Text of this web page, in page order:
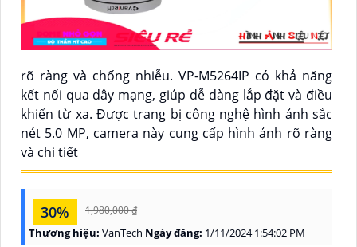
rõ ràng và chống nhiễu. VP-M5264IP có khả năng
kết nối qua dây mạng, giúp dễ dàng lắp đặt và điều
khiển từ xa. Được trang bị công nghệ hình ảnh sắc
nét 5.0 MP, camera này cung cấp hình ảnh rõ ràng
và chi tiết
30% 1,980,000 ₫
Thương hiệu: VanTech Ngày đăng: 1/11/2024 1:54:02 PM